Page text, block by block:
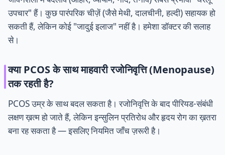
उपचार" हैं। कुछ पारंपरिक चीज़ें (जैसे मेथी, दालचीनी, हल्दी) सहायक हो
सकती हैं, लेकिन कोई "जादुई इलाज" नहीं है। हमेशा डॉक्टर की सलाह
से।
क्या PCOS के साथ माहवारी रजोनिवृत्ति (Menopause)
तक रहती है?
PCOS उम्र के साथ बदल सकता है। रजोनिवृत्ति के बाद पीरियड-संबंधी
लक्षण ख़त्म हो जाते हैं, लेकिन इन्सुलिन प्रतिरोध और हृदय रोग का ख़तरा
बना रह सकता है — इसलिए नियमित जाँच ज़रूरी है।